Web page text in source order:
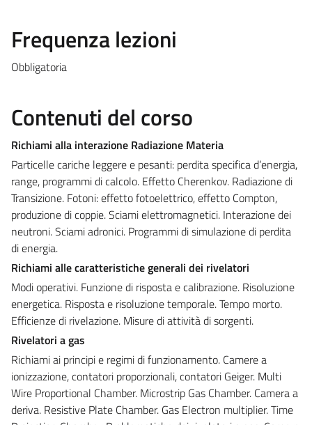
Frequenza lezioni
Obbligatoria
Contenuti del corso
Richiami alla interazione Radiazione Materia
Particelle cariche leggere e pesanti: perdita specifica d’energia,
range, programmi di calcolo. Effetto Cherenkov. Radiazione di
Transizione. Fotoni: effetto fotoelettrico, effetto Compton,
produzione di coppie. Sciami elettromagnetici. Interazione dei
neutroni. Sciami adronici. Programmi di simulazione di perdita
di energia.
Richiami alle caratteristiche generali dei rivelatori
Modi operativi. Funzione di risposta e calibrazione. Risoluzione
energetica. Risposta e risoluzione temporale. Tempo morto.
Efficienze di rivelazione. Misure di attività di sorgenti.
Rivelatori a gas
Richiami ai principi e regimi di funzionamento. Camere a
ionizzazione, contatori proporzionali, contatori Geiger. Multi
Wire Proportional Chamber. Microstrip Gas Chamber. Camera a
deriva. Resistive Plate Chamber. Gas Electron multiplier. Time